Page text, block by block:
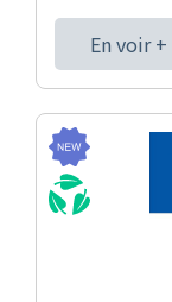
En voir +